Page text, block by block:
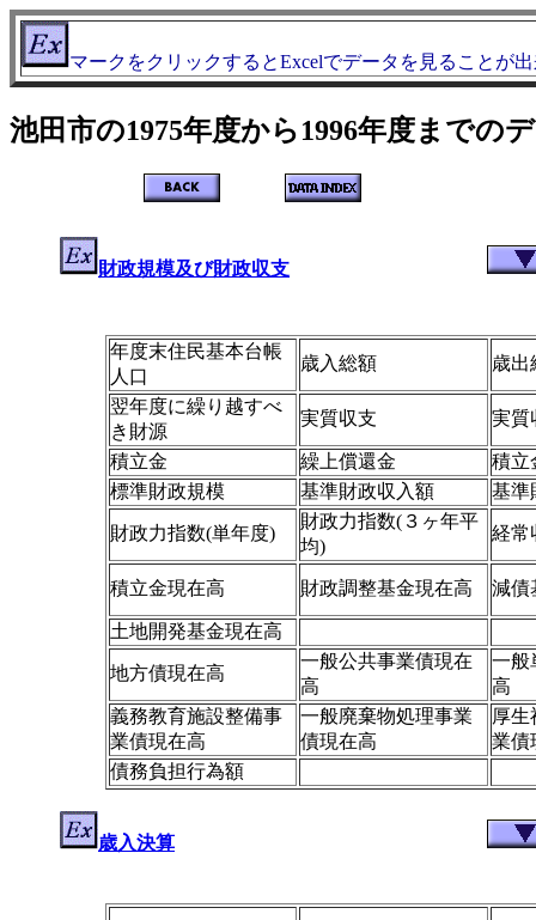
マークをクリックするとExcelでデータを見ることが
池田市の1975年度から1996年度までの
財政規模及び財政収支
年度末住民基本台帳
人口
歳入総額 歳出
翌年度に繰り越すべ
き財源
実質収支 実質
積立金 繰上償還金
積立
標準財政規模
基準財政収入額 基準
財政力指数(単年度)
財政力指数(３ヶ年平
均)
経
積立金現在高 財政調整基金現在高 減債
土地開発基金現在高
地方債現在高
一般公共事業債現在
高
一般
高
義務教育施設整備事
業債現在高
一般廃棄物処理事業
債現在高
厚生
業債
債務負担行為額
歳入決算